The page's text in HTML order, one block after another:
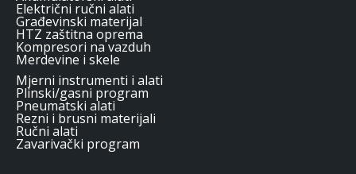
Električni ručni alati
Građevinski materijal
HTZ zaštitna oprema
Kompresori na vazduh
Merdevine i skele
Mjerni instrumenti i alati
Plinski/gasni program
Pneumatski alati
Rezni i brusni materijali
Ručni alati
Zavarivački program